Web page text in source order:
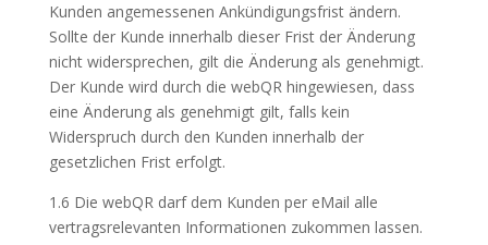
Kunden angemessenen Ankündigungsfrist ändern.
Sollte der Kunde innerhalb dieser Frist der Änderung
nicht widersprechen, gilt die Änderung als genehmigt.
Der Kunde wird durch die webQR hingewiesen, dass
eine Änderung als genehmigt gilt, falls kein
Widerspruch durch den Kunden innerhalb der
gesetzlichen Frist erfolgt.
1.6 Die webQR darf dem Kunden per eMail alle
vertragsrelevanten Informationen zukommen lassen.